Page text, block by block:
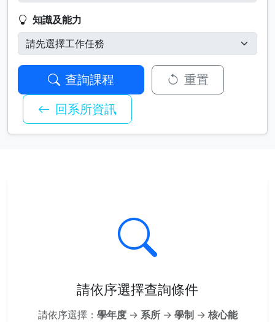
知識及能力
查詢課程
重置
回系所資訊
請依序選擇查詢條件
請依序選擇： 學年度→ 系所→ 學制→ 核心能